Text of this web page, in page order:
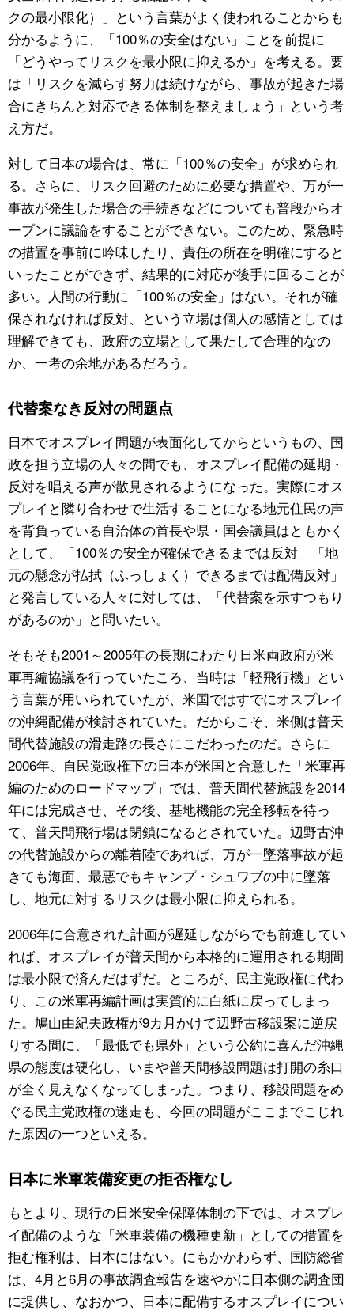
クの最小限化）」という言葉がよく使われることからも
分かるように、「100％の安全はない」ことを前提に
「どうやってリスクを最小限に抑えるか」を考える。要
は「リスクを減らす努力は続けながら、事故が起きた場
合にきちんと対応できる体制を整えましょう」という考
え方だ。
対して日本の場合は、常に「100％の安全」が求められ
る。さらに、リスク回避のために必要な措置や、万が一
事故が発生した場合の手続きなどについても普段からオ
ープンに議論をすることができない。このため、緊急時
の措置を事前に吟味したり、責任の所在を明確にすると
いったことができず、結果的に対応が後手に回ることが
多い。人間の行動に「100％の安全」はない。それが確
保されなければ反対、という立場は個人の感情としては
理解できても、政府の立場として果たして合理的なの
か、一考の余地があるだろう。
代替案なき反対の問題点
日本でオスプレイ問題が表面化してからというもの、国
政を担う立場の人々の間でも、オスプレイ配備の延期・
反対を唱える声が散見されるようになった。実際にオス
プレイと隣り合わせで生活することになる地元住民の声
を背負っている自治体の首長や県・国会議員はともかく
として、「100％の安全が確保できるまでは反対」「地
元の懸念が払拭（ふっしょく）できるまでは配備反対」
と発言している人々に対しては、「代替案を示すつもり
があるのか」と問いたい。
そもそも2001～2005年の長期にわたり日米両政府が米
軍再編協議を行っていたころ、当時は「軽飛行機」とい
う言葉が用いられていたが、米国ではすでにオスプレイ
の沖縄配備が検討されていた。だからこそ、米側は普天
間代替施設の滑走路の長さにこだわったのだ。さらに
2006年、自民党政権下の日本が米国と合意した「米軍再
編のためのロードマップ」では、普天間代替施設を2014
年には完成させ、その後、基地機能の完全移転を待っ
て、普天間飛行場は閉鎖になるとされていた。辺野古沖
の代替施設からの離着陸であれば、万が一墜落事故が起
きても海面、最悪でもキャンプ・シュワブの中に墜落
し、地元に対するリスクは最小限に抑えられる。
2006年に合意された計画が遅延しながらでも前進してい
れば、オスプレイが普天間から本格的に運用される期間
は最小限で済んだはずだ。ところが、民主党政権に代わ
り、この米軍再編計画は実質的に白紙に戻ってしまっ
た。鳩山由紀夫政権が9カ月かけて辺野古移設案に逆戻
りする間に、「最低でも県外」という公約に喜んだ沖縄
県の態度は硬化し、いまや普天間移設問題は打開の糸口
が全く見えなくなってしまった。つまり、移設問題をめ
ぐる民主党政権の迷走も、今回の問題がここまでこじれ
た原因の一つといえる。
日本に米軍装備変更の拒否権なし
もとより、現行の日米安全保障体制の下では、オスプレ
イ配備のような「米軍装備の機種更新」としての措置を
拒む権利は、日本にはない。にもかかわらず、国防総省
は、4月と6月の事故調査報告を速やかに日本側の調査団
に提供し、なおかつ、日本に配備するオスプレイについ